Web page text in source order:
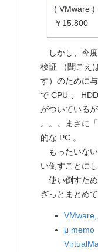
( VMware )
￥15,800
しかし、今度
検証 （聞こえ
す）のために
で CPU 、
がついている
。。。まさに
的な PC 。
もったいない
い倒すことにし
使い倒すため
ざっとまとめて
VMware,
μ memo